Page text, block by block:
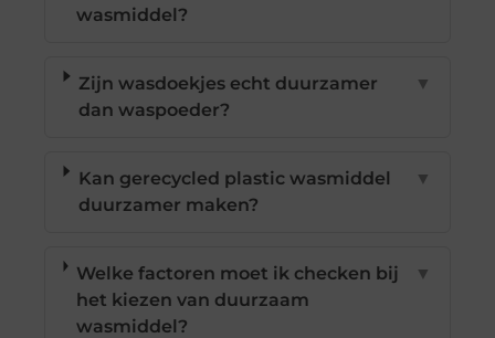
wasmiddel?
Zijn wasdoekjes echt duurzamer
dan waspoeder?
▼
Kan gerecycled plastic wasmiddel
duurzamer maken?
▼
Welke factoren moet ik checken bij
het kiezen van duurzaam
wasmiddel?
▼